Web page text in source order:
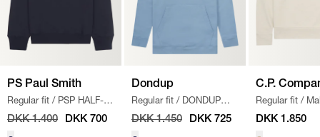
PS Paul Smith
Regular fit / PSP HALF-
ZIP SWEATSHIRT / NAVY
DKK 1.400 DKK 700
Dondup
Regular fit / DONDUP
BASIC HOODIE / LYS
DKK 1.450 DKK 725
C.P.
Regular fit /
Sweatshirt /
DKK 1.850